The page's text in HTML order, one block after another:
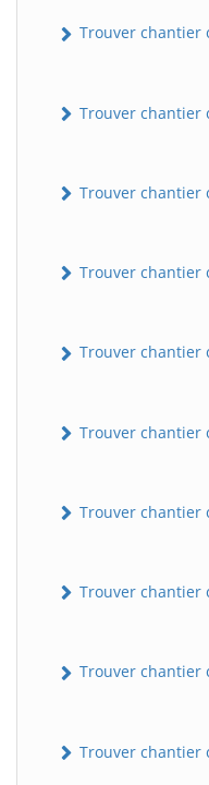
Trouver chantier
Trouver chantier
Trouver chantier
Trouver chantier
Trouver chantier
Trouver chantier
Trouver chantier
Trouver chantier
Trouver chantier
Trouver chantier